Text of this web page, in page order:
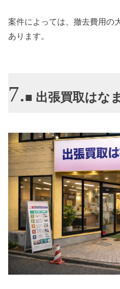
案件によっては、撤去費用の
あります。
■ 出張買取はな